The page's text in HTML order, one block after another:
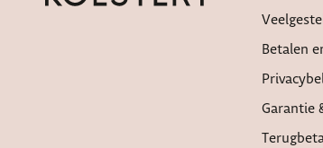
Betalen
Garantie